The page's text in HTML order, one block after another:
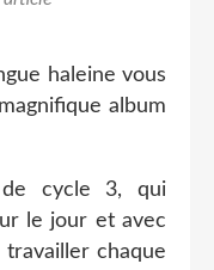
haleine vous
album
cycle 3, qui
le jour et avec
chaque